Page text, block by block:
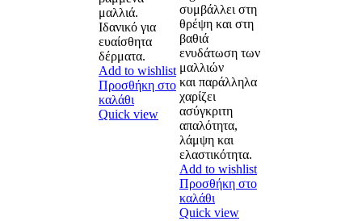
μαλλιά.
Ιδανικό για
ευαίσθητα
δέρματα.
Add to wishlist
Προσθήκη στο
καλάθι
Quick view
συμβάλλει στη
θρέψη και στη
βαθιά
ενυδάτωση των
μαλλιών
και παράλληλα
χαρίζει
ασύγκριτη
απαλότητα,
λάμψη και
ελαστικότητα.
Add to wishlist
Προσθήκη στο
καλάθι
Quick view